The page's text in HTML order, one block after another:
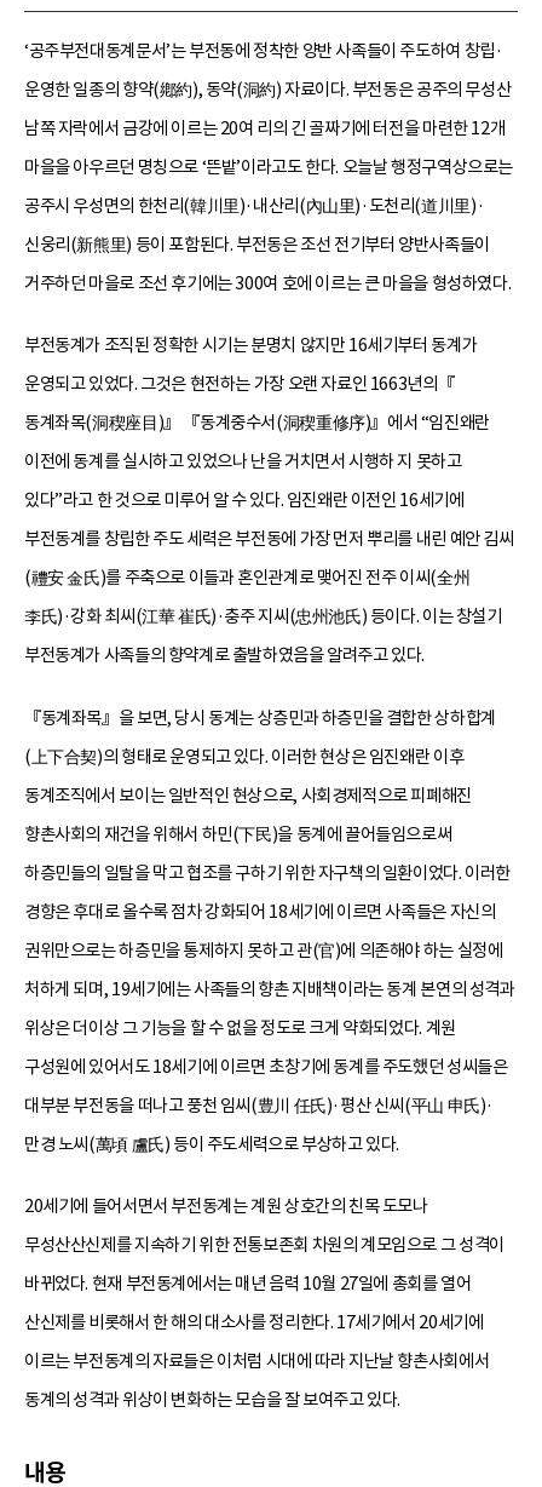
‘공주부전대동계문서’는 부전동에 정착한 양반 사족들이 주도하여 창립·
운영한 일종의 향약(鄕約), 동약(洞約) 자료이다. 부전동은 공주의 무성산
남쪽 자락에서 금강에 이르는 20여 리의 긴 골짜기에 터전을 마련한 12개
마을을 아우르던 명칭으로 ‘뜬밭’이라고도 한다. 오늘날 행정구역상으로는
공주시 우성면의 한천리(韓川里)·내산리(內山里)·도천리(道川里)·
신웅리(新熊里) 등이 포함된다. 부전동은 조선 전기부터 양반사족들이
거주하던 마을로 조선 후기에는 300여 호에 이르는 큰 마을을 형성하였다.
부전동계가 조직된 정확한 시기는 분명치 않지만 16세기부터 동계가
운영되고 있었다. 그것은 현전하는 가장 오랜 자료인 1663년의『
동계좌목(洞稧座目)』 『동계중수서(洞稧重修序)』에서 “임진왜란
이전에 동계를 실시하고 있었으나 난을 거치면서 시행하 지 못하고
있다”라고 한 것으로 미루어 알 수 있다. 임진왜란 이전인 16세기에
부전동계를 창립한 주도 세력은 부전동에 가장 먼저 뿌리를 내린 예안 김씨
(禮安 金氏)를 주축으로 이들과 혼인관계로 맺어진 전주 이씨(全州
李氏)·강화 최씨(江華 崔氏)·충주 지씨(忠州池氏) 등이다. 이는 창설기
부전동계가 사족들의 향약계로 출발하였음을 알려주고 있다.
『동계좌목』을 보면, 당시 동계는 상층민과 하층민을 결합한 상하합계
(上下合契)의 형태로 운영되고 있다. 이러한 현상은 임진왜란 이후
동계조직에서 보이는 일반적인 현상으로, 사회경제적으로 피폐해진
향촌사회의 재건을 위해서 하민(下民)을 동계에 끌어들임으로써
하층민들의 일탈을 막고 협조를 구하기 위한 자구책의 일환이었다. 이러한
경향은 후대로 올수록 점차 강화되어 18세기에 이르면 사족들은 자신의
권위만으로는 하층민을 통제하지 못하고 관(官)에 의존해야 하는 실정에
처하게 되며, 19세기에는 사족들의 향촌 지배책이라는 동계 본연의 성격과
위상은 더이상 그 기능을 할 수 없을 정도로 크게 약화되었다. 계원
구성원에 있어서도 18세기에 이르면 초창기에 동계를 주도했던 성씨들은
대부분 부전동을 떠나고 풍천 임씨(豊川 任氏)·평산 신씨(平山 申氏)·
만경 노씨(萬頃 盧氏) 등이 주도세력으로 부상하고 있다.
20세기에 들어서면서 부전동계는 계원 상호간의 친목 도모나
무성산산신제를 지속하기 위한 전통보존회 차원의 계모임으로 그 성격이
바뀌었다. 현재 부전동계에서는 매년 음력 10월 27일에 총회를 열어
산신제를 비롯해서 한 해의 대소사를 정리한다. 17세기에서 20세기에
이르는 부전동계의 자료들은 이처럼 시대에 따라 지난날 향촌사회에서
동계의 성격과 위상이 변화하는 모습을 잘 보여주고 있다.
내용